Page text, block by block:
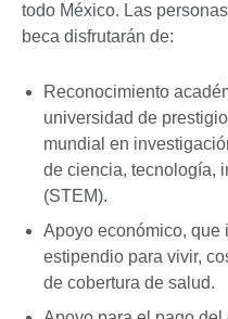
todo México. Las
beca disfrutarán de:
Reconocimiento
universidad de
mundial en
de ciencia, tecnología,
(STEM).
Apoyo económico, que
estipendio para vivir,
de cobertura de salud.